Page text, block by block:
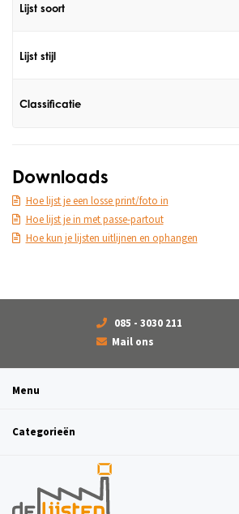
Lijst soort
Lijst stijl
Classificatie
Downloads
Hoe lijst je een losse print/foto in
Hoe lijst je in met passe-partout
Hoe kun je lijsten uitlijnen en ophangen
085 - 3030 211
Mail ons
Menu
Categorieën